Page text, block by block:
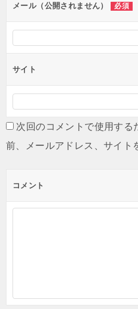
ンメール（公開されません） 必須
サイト
次回のコメントで使用する
前、メールアドレス、サイト
コメント